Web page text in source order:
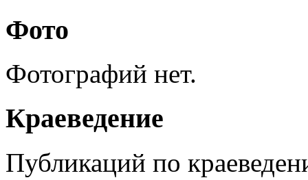
Фото
Фотографий нет.
Краеведение
Публикаций по